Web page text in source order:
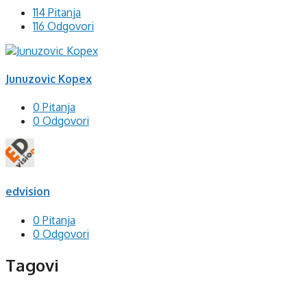
114 Pitanja
116 Odgovori
Junuzovic Kopex
0 Pitanja
0 Odgovori
edvision
0 Pitanja
0 Odgovori
Tagovi